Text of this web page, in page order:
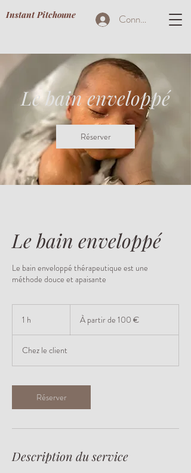
Instant Pitchoune Connexion
Le bain enveloppé
Réserver
Le bain enveloppé
Le bain enveloppé thérapeutique est une
méthode douce et apaisante
1 h
partir
euros
À partir de 100 €
Chez le client
Réserver
Description du service